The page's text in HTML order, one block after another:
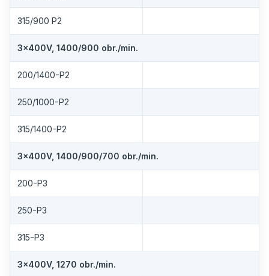
315/900 P2
3×400V, 1400/900 obr./min.
200/1400-P2
250/1000-P2
315/1400-P2
3×400V, 1400/900/700 obr./min.
200-P3
250-P3
315-P3
3×400V, 1270 obr./min.